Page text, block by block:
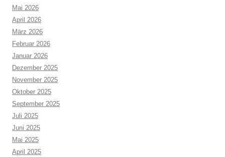
Mai 2026
April 2026
März 2026
Februar 2026
Januar 2026
Dezember 2025
November 2025
Oktober 2025
September 2025
Juli 2025
Juni 2025
Mai 2025
April 2025